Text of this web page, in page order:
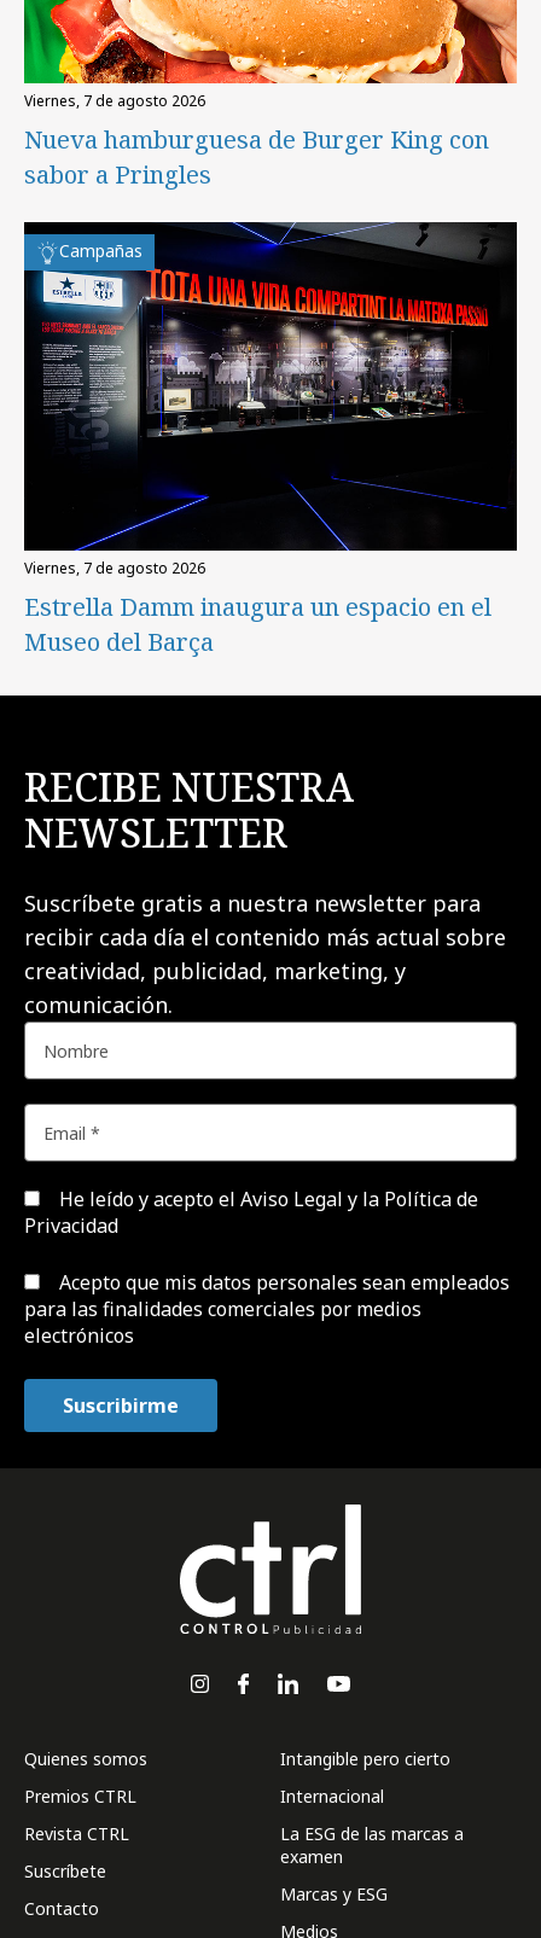
viernes, 7 de agosto 2026
Nueva hamburguesa de Burger King con
sabor a Pringles
Campañas
viernes, 7 de agosto 2026
Estrella Damm inaugura un espacio en el
Museo del Barça
RECIBE NUESTRA
NEWSLETTER
Suscríbete gratis a nuestra newsletter para
recibir cada día el contenido más actual sobre
creatividad, publicidad, marketing, y
comunicación.
He leído y acepto el Aviso Legal y la Política de
Privacidad
Acepto que mis datos personales sean empleados
para las finalidades comerciales por medios
electrónicos
Quienes somos
Premios CTRL
Revista CTRL
Suscríbete
Contacto
Intangible pero cierto
Internacional
La ESG de las marcas a
examen
Marcas y ESG
Medios